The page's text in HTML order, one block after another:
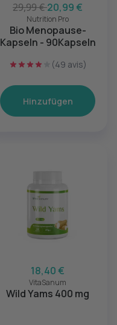
29,99 €20,99 €
Nutrition Pro
Bio Menopause-
Kapseln - 90Kapseln
(49 avis)
Hinzufügen
18,40 €
VitaSanum
Wild Yams 400 mg